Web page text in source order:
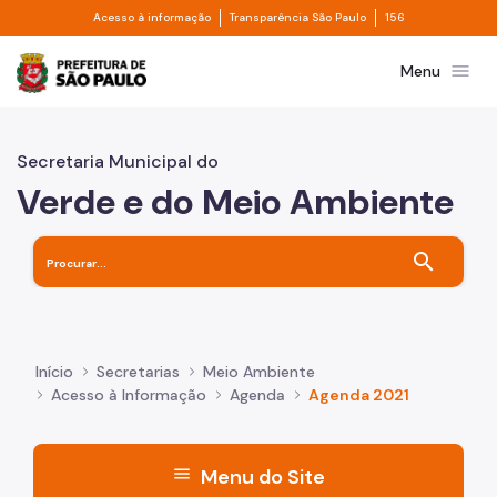
Pular para o Conteúdo principal
Acesso à informação Divisor de acesso à informação
Transparência São Paulo Divisor de
156
Prefeitura de São PauloMenu menu
Secretaria Municipal do
Verde e do Meio Ambiente
search
Início Secretarias
Meio Ambiente
Acesso à Informação
Agenda Agenda 2021
menu Menu do Site